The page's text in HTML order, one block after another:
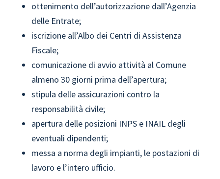
ottenimento dell’autorizzazione dall’Agenzia
delle Entrate;
iscrizione all’Albo dei Centri di Assistenza
Fiscale;
comunicazione di avvio attività al Comune
almeno 30 giorni prima dell’apertura;
stipula delle assicurazioni contro la
responsabilità civile;
apertura delle posizioni INPS e INAIL degli
eventuali dipendenti;
messa a norma degli impianti, le postazioni di
lavoro e l’intero ufficio.